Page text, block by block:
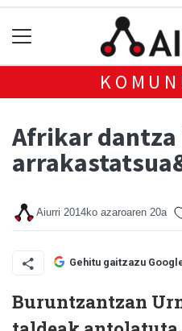
Afrikar
Aiurri 2014ko azaroaren 20a
Gehitu gaitzazu
Buruntzantzan